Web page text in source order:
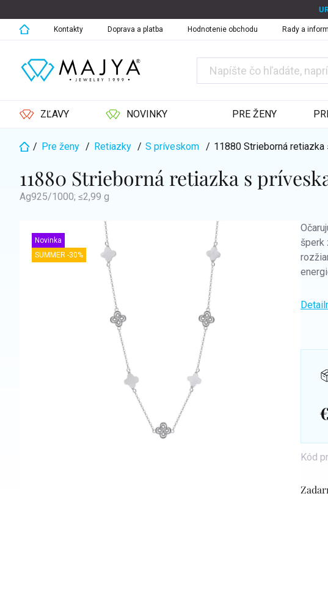
na
obsah
Kontakty Doprava a platba Hodnotenie obchodu Rady a
ZĽAVY NOVINKY PRE ŽENY
Domov
/ Pre ženy / Retiazky / S príveskom / 11880 Strieborná
11880 Strieborná retiazka s
Ag925/1000; ≤2,99 g
Novinka
SUMMER -30%
šperk
Kód